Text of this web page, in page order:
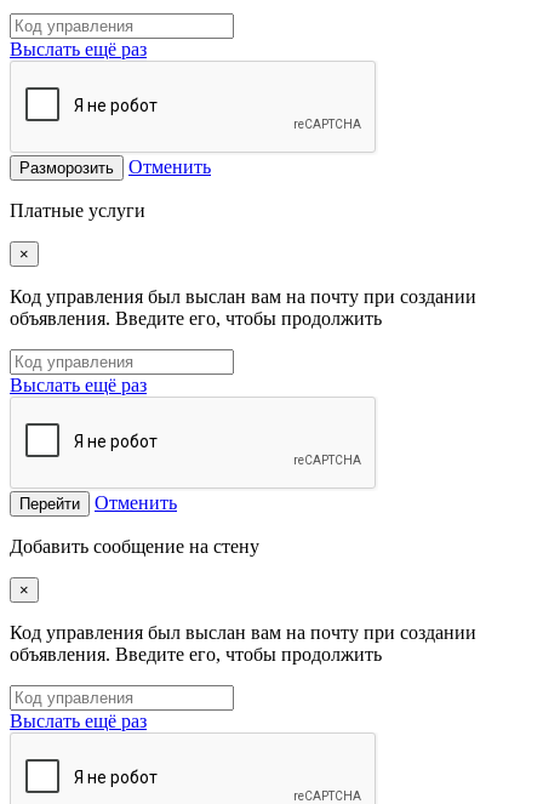
Выслать ещё раз
Разморозить Отменить
Платные услуги
×
Код управления был выслан вам на почту при создании
объявления. Введите его, чтобы продолжить
Выслать ещё раз
Перейти Отменить
Добавить сообщение на стену
×
Код управления был выслан вам на почту при создании
объявления. Введите его, чтобы продолжить
Выслать ещё раз